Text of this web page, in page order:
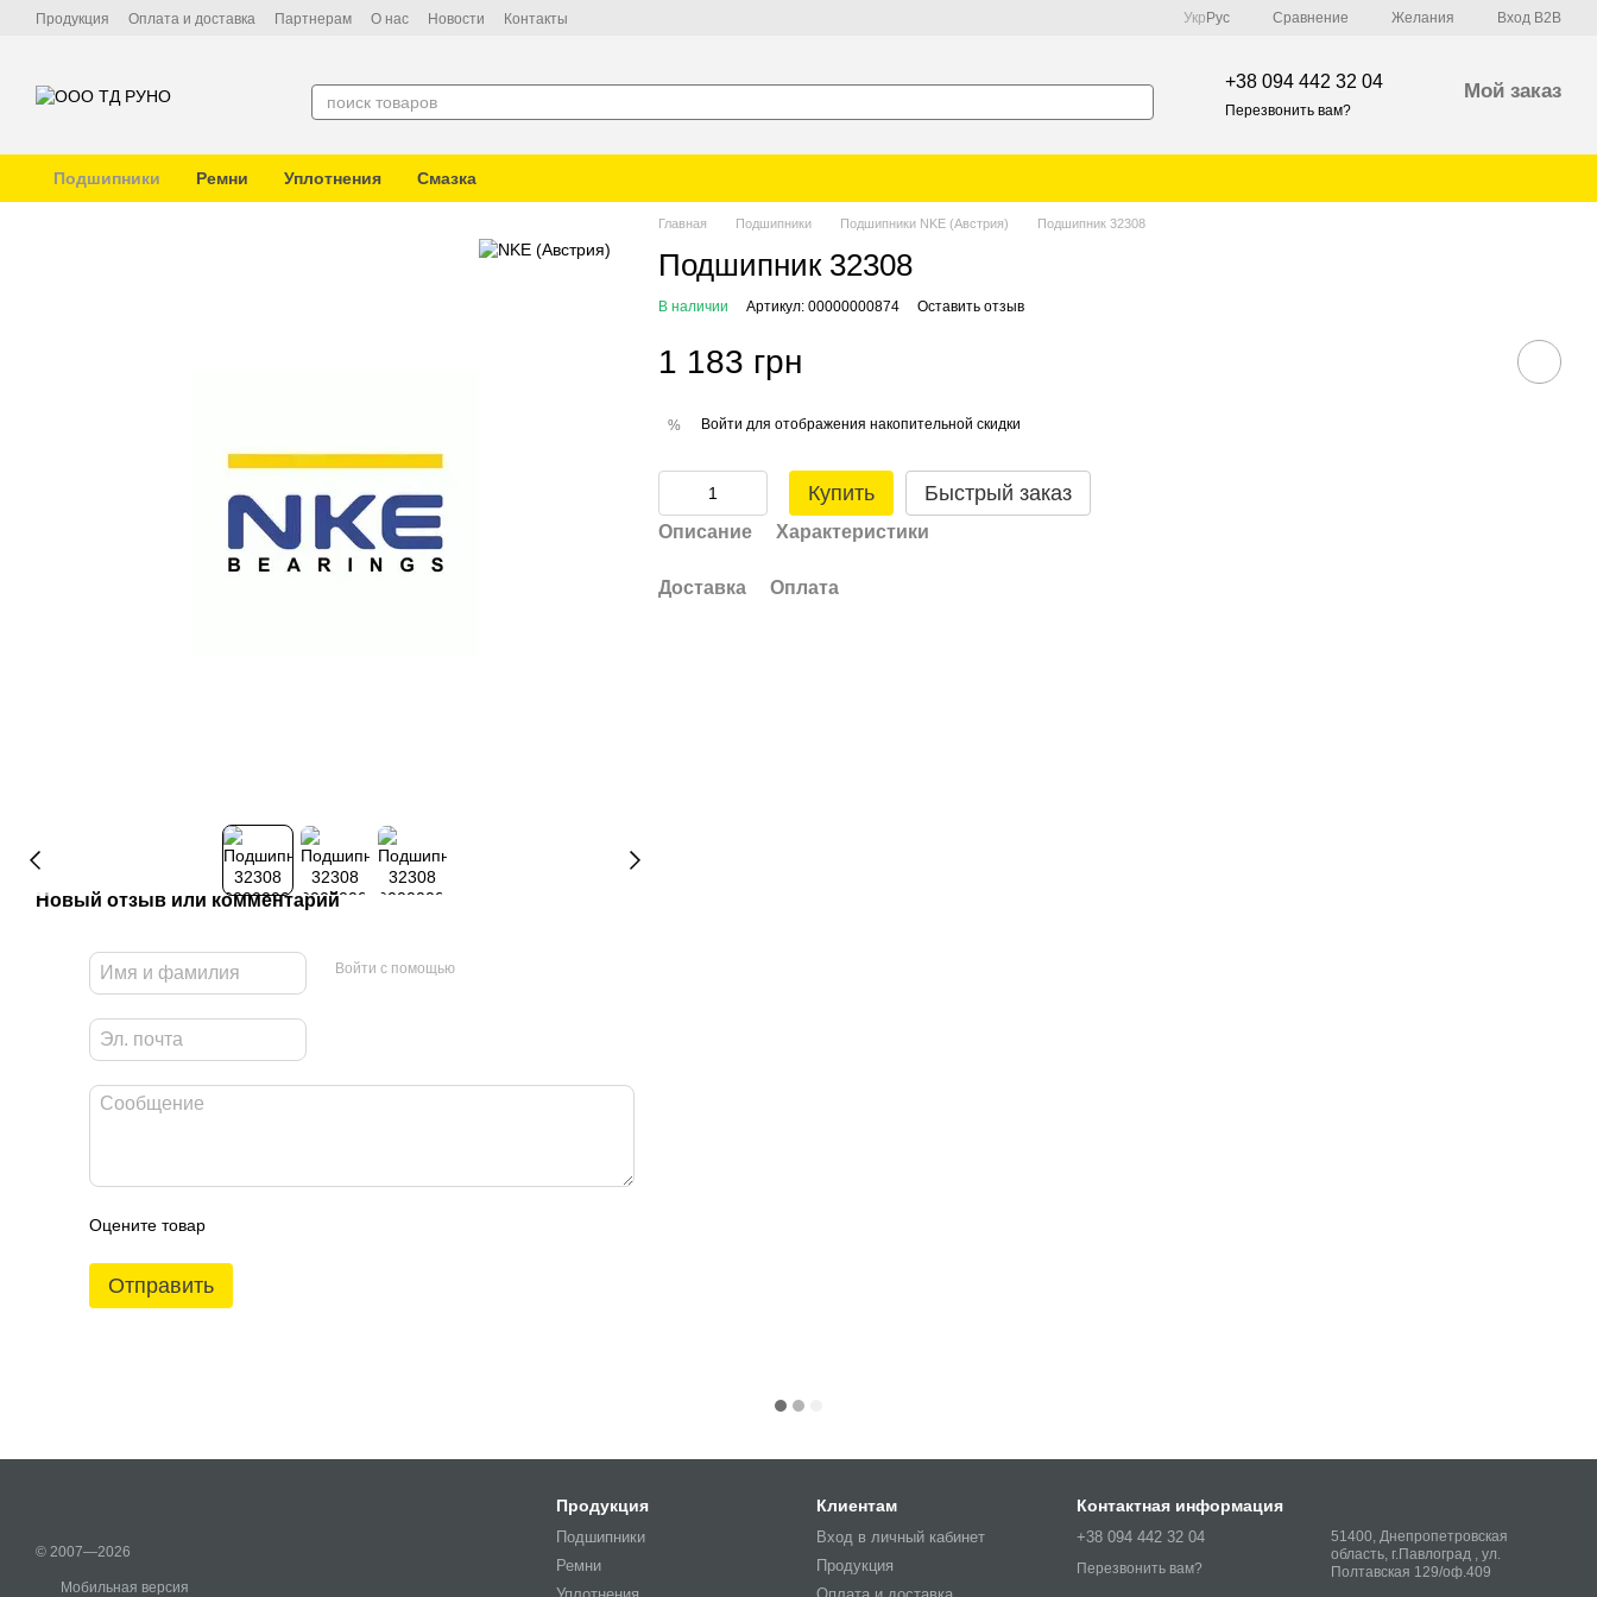
Перейти к основному контенту
Продукция Оплата и доставка Партнерам О нас Новости Контакты Укр Рус Сравнение Желания Вход B2B
+38 094 442 32 04
Перезвонить вам?
Мой заказ
Подшипники Ремни Уплотнения Смазка
Новый отзыв или комментарий
Войти с помощью
Оцените товар
Отправить
Главная Подшипники Подшипники NKE (Австрия) Подшипник 32308
Подшипник 32308
В наличии Артикул: 00000000874 Оставить отзыв
1 183 грн
% Войти для отображения накопительной скидки
Купить Быстрый заказ
Описание Характеристики
Доставка Оплата
© 2007—2026
Мобильная версия
Продукция
Подшипники
Ремни
Клиентам
Вход в личный кабинет
Продукция
Контактная информация
+38 094 442 32 04
Перезвонить вам?
51400, Днепропетровская
область, г.Павлоград , ул.
Полтавская 129/оф.409